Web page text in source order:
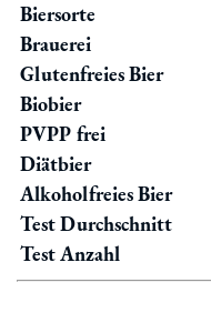
Biersorte
Brauerei
Glutenfreies Bier
Biobier
PVPP frei
Diätbier
Alkoholfreies Bier
Test Durchschnitt
Test Anzahl